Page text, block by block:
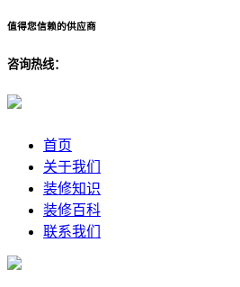
值得您信赖的供应商
咨询热线：
首页
关于我们
装修知识
装修百科
联系我们